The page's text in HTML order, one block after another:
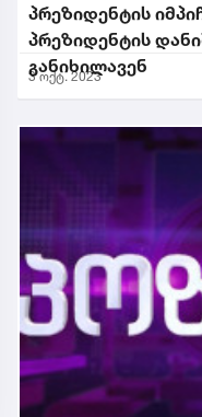
პრეზიდენტის
პრეზიდენტის
განიხილავენ
3 ოქტ. 2023